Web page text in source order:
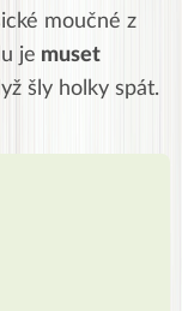
moučné z
je muset
šly holky spát.